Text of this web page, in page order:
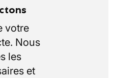
votre
Nous
les
et